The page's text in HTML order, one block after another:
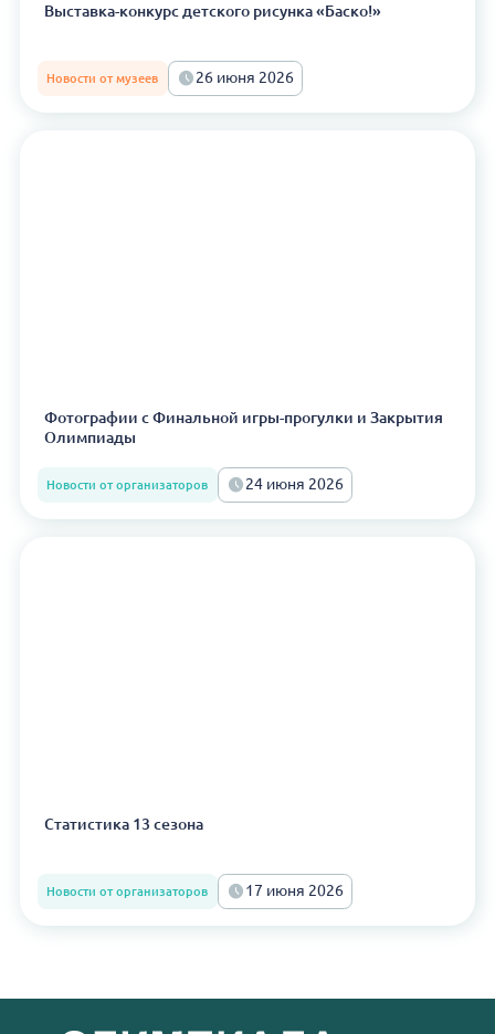
Выставка-конкурс детского рисунка «Баско!»
Новости от музеев 26 июня 2026
Фотографии с Финальной игры-прогулки и Закрытия
Олимпиады
Новости от организаторов 24 июня 2026
Статистика 13 сезона
Новости от организаторов 17 июня 2026